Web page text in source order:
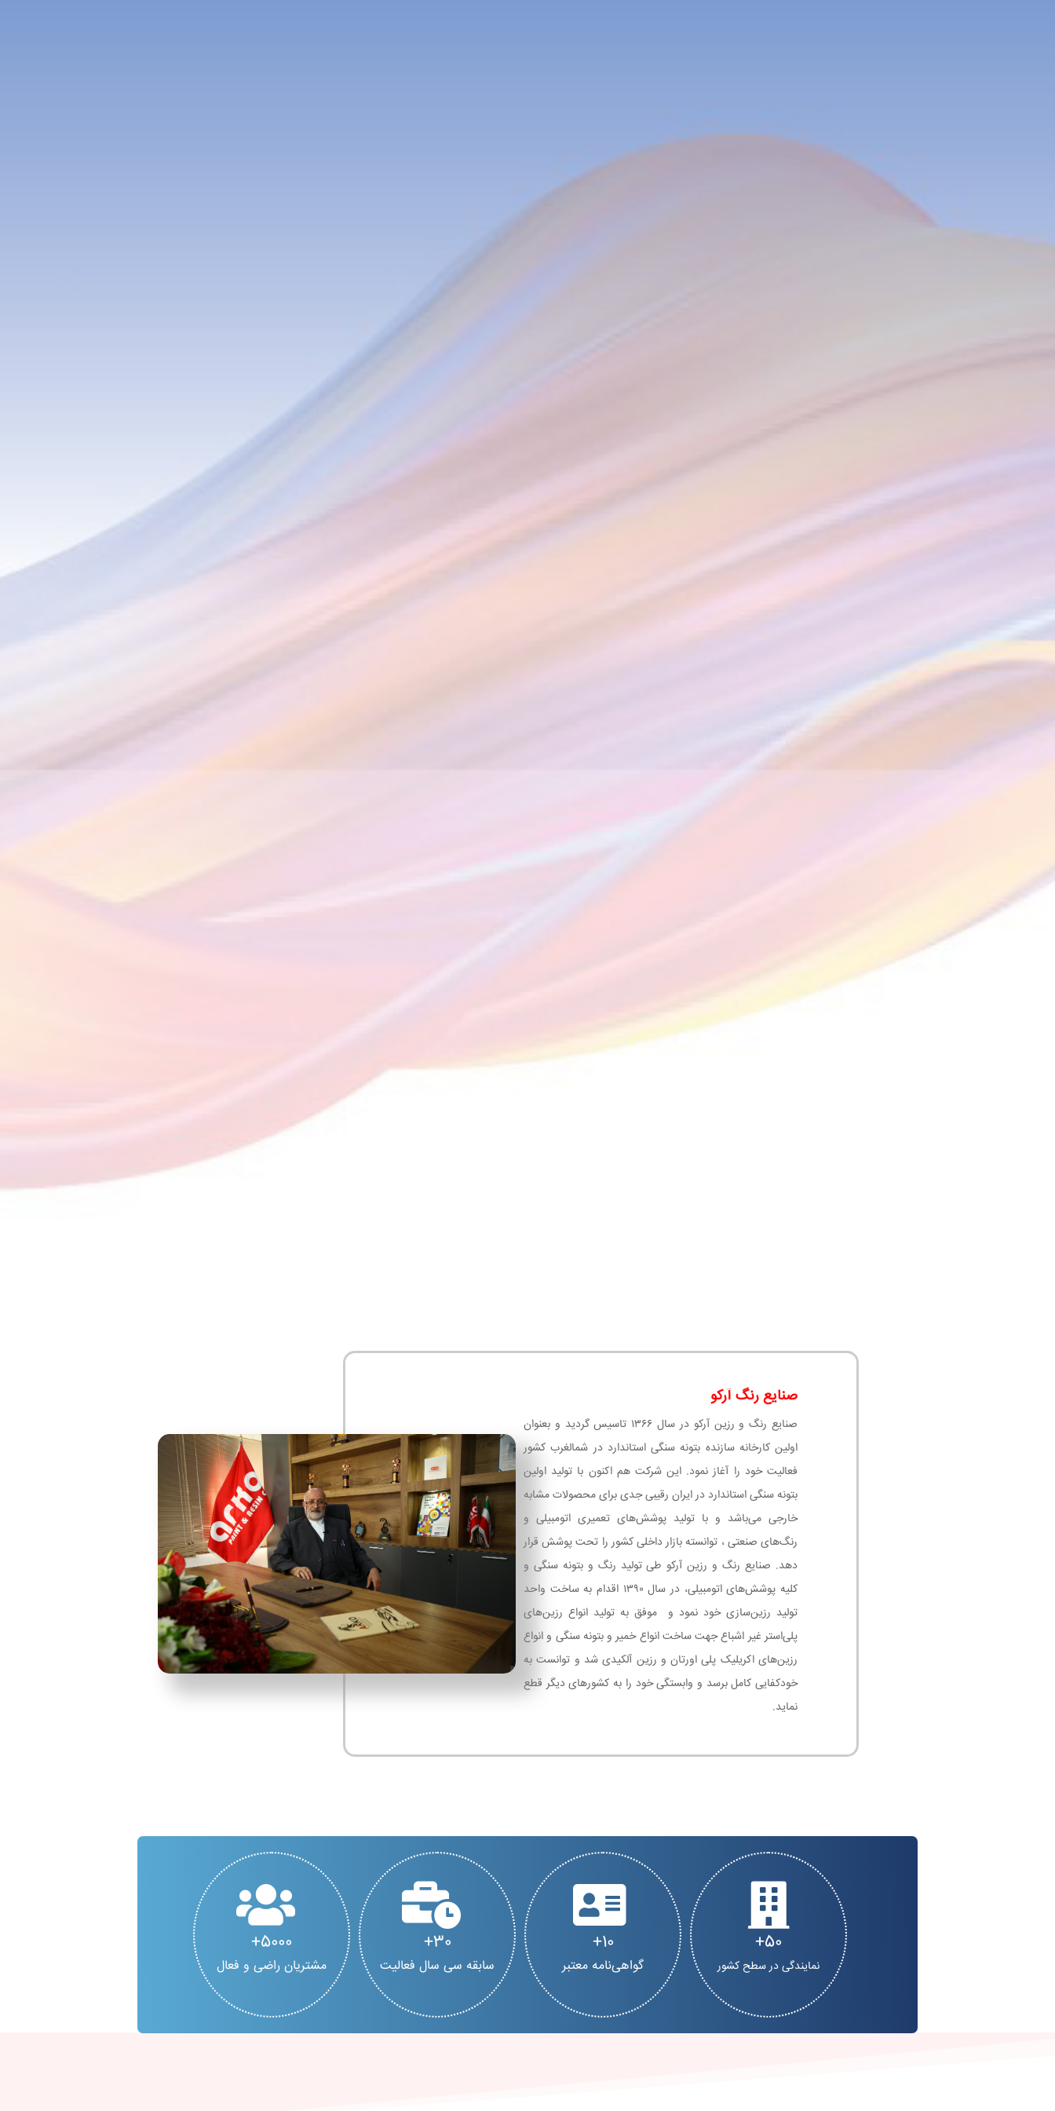
صنایع رنگ آرکو
صنایع رنگ و رزین آرکو در سال ۱۳۶۶ تاسیس گردید و بعنوان
اولین کارخانه سازنده بتونه سنگی استاندارد در شمالغرب کشور
فعالیت خود را آغاز نمود. این شرکت هم اکنون با تولید اولین
بتونه سنگی استاندارد در ایران رقیبی جدی برای محصولات مشابه
خارجی می‌باشد و با تولید پوشش‌های تعمیری اتومبیلی و
رنگ‌های صنعتی ، توانسته بازار داخلی کشور را تحت پوشش قرار
دهد. صنایع رنگ و رزین آرکو طی تولید رنگ و بتونه سنگی و
کلیه پوشش‌های اتومبیلی، در سال ۱۳۹۰ اقدام به ساخت واحد
تولید رزین‌سازی خود نمود و موفق به تولید انواع رزین‌های
پلی‌استر غیر اشباع جهت ساخت انواع خمیر و بتونه سنگی و انواع
رزین‌های اکریلیک پلی اورتان و رزین آلکیدی شد و توانست به
خودکفایی کامل برسد و وابستگی خود را به کشورهای دیگر قطع
نماید.
50
نمایندگی در سطح کشور
10
گواهی‌نامه معتبر
30
سابقه سی سال فعالیت
5000
مشتریان راضی و فعال